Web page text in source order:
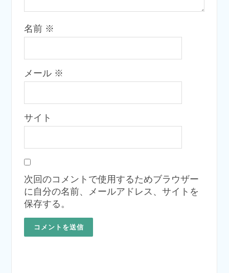
名前 ※
メール ※
サイト
次回のコメントで使用するためブラウザー
に自分の名前、メールアドレス、サイトを
保存する。